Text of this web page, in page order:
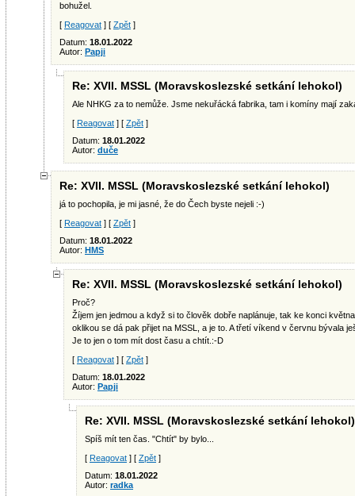
bohužel.
[ Reagovat ] [ Zpět ]
Datum: 18.01.2022
Autor: Papji
Re: XVII. MSSL (Moravskoslezské setkání lehokol)
Ale NHKG za to nemůže. Jsme nekuřácká fabrika, tam i komíny mají
[ Reagovat ] [ Zpět ]
Datum: 18.01.2022
Autor: duče
Re: XVII. MSSL (Moravskoslezské setkání lehokol)
já to pochopila, je mi jasné, že do Čech byste nejeli :-)
[ Reagovat ] [ Zpět ]
Datum: 18.01.2022
Autor: HMS
Re: XVII. MSSL (Moravskoslezské setkání lehokol)
Proč?
Žíjem jen jedmou a když si to člověk dobře naplánuje, tak ke konci
oklikou se dá pak přijet na MSSL, a je to. A třetí víkend v červnu bývala
Je to jen o tom mít dost času a chtít.:-D
[ Reagovat ] [ Zpět ]
Datum: 18.01.2022
Autor: Papji
Re: XVII. MSSL (Moravskoslezské setkání lehokol)
Spíš mít ten čas. "Chtít" by bylo...
[ Reagovat ] [ Zpět ]
Datum: 18.01.2022
Autor: radka